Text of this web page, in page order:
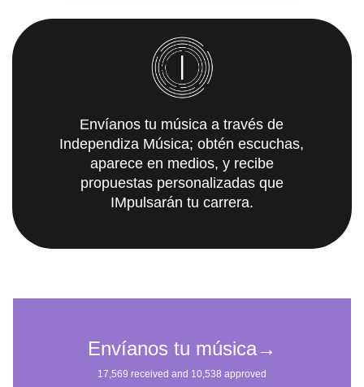
Envíanos tu música a través de
Independiza Música; obtén escuchas,
aparece en medios, y recibe
propuestas personalizadas que
IMpulsarán tu carrera.